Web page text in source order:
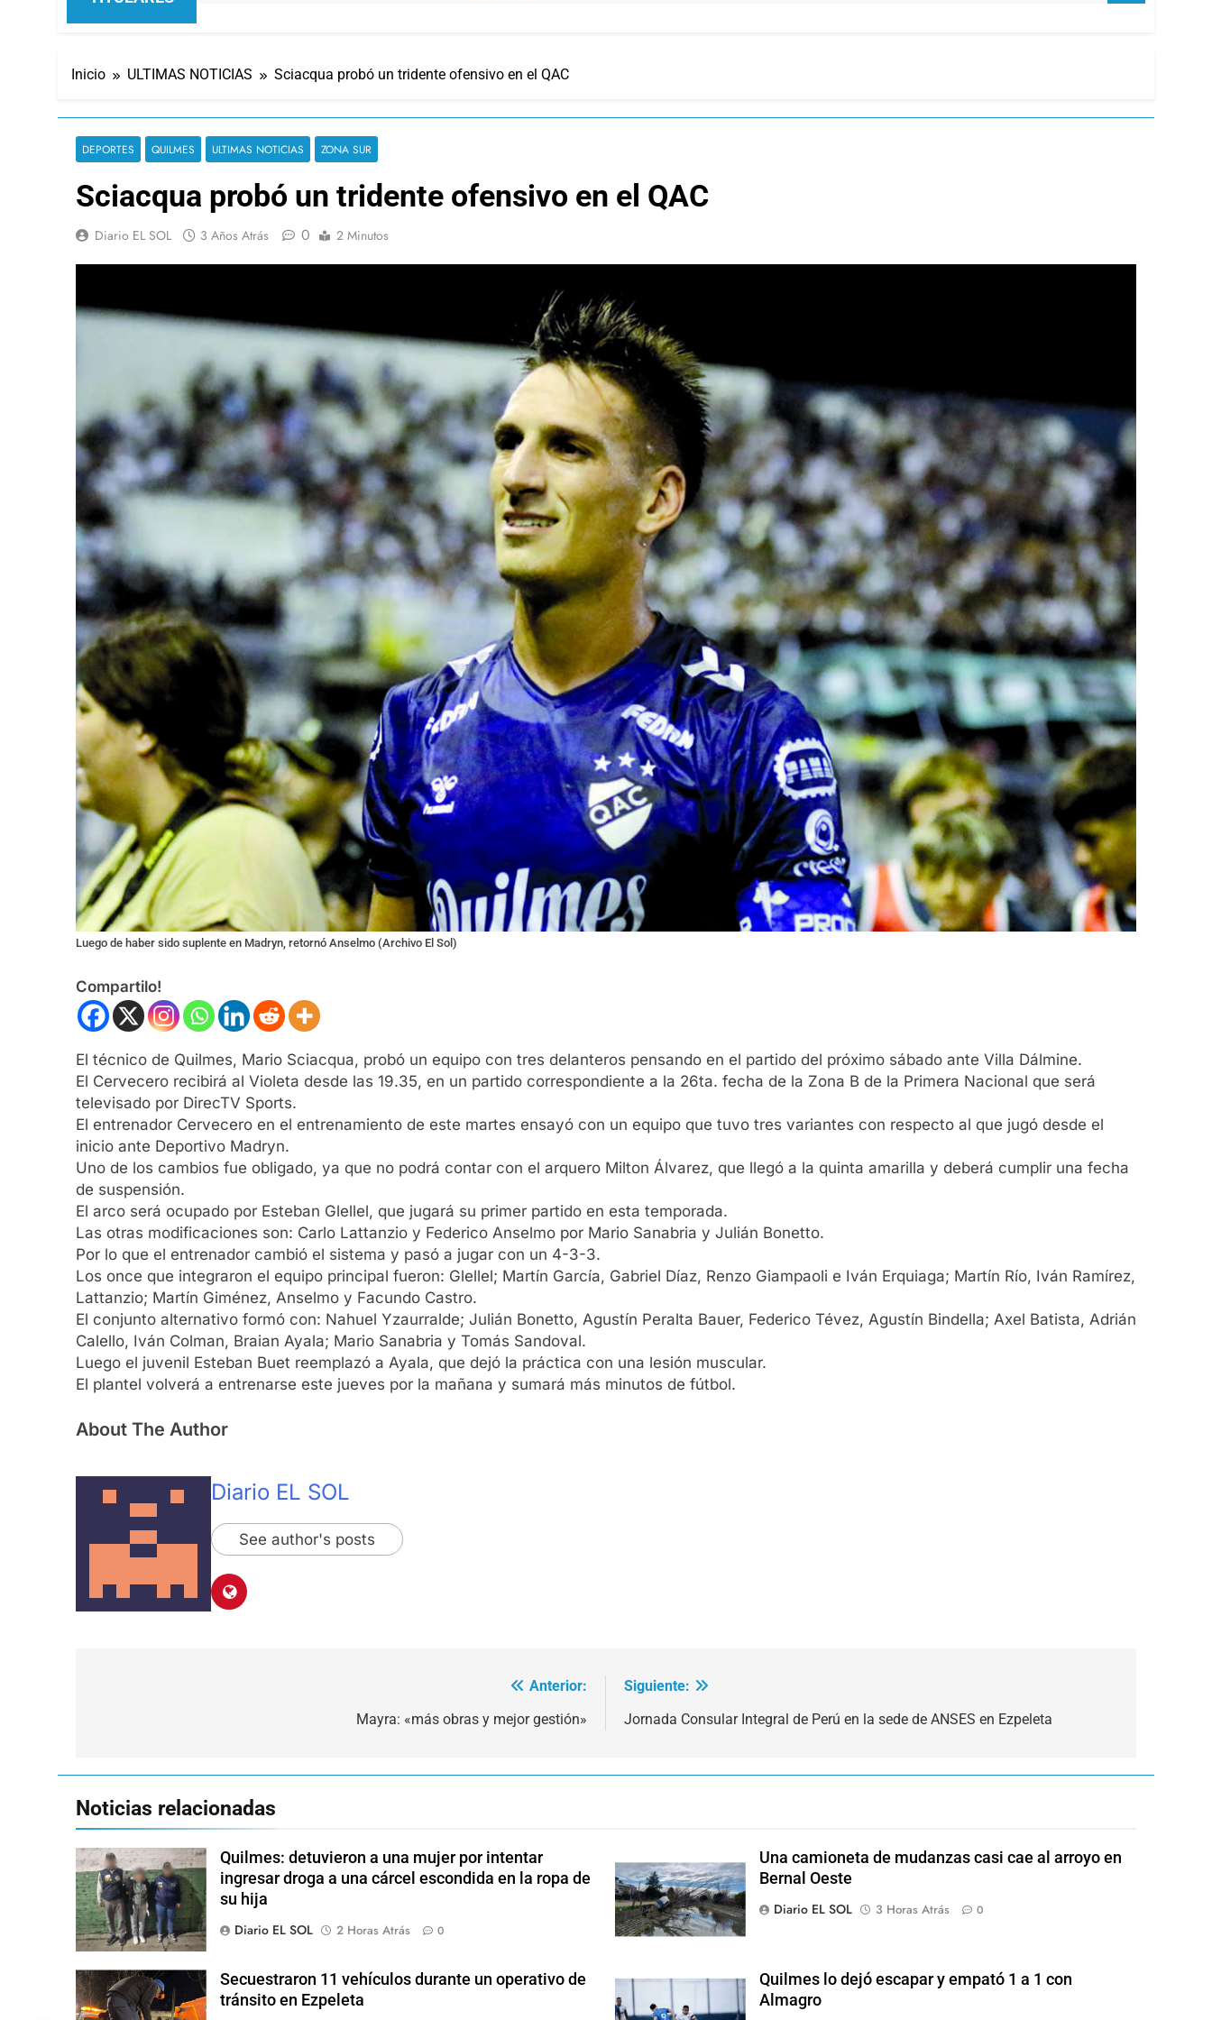
Inicio ULTIMAS NOTICIAS Sciacqua probó un tridente ofensivo en el QAC
DEPORTES QUILMES ULTIMAS NOTICIAS ZONA SUR
Sciacqua probó un tridente ofensivo en el QAC
Diario EL SOL 3 Años Atrás 0 2 Minutos
Luego de haber sido suplente en Madryn, retornó Anselmo (Archivo El Sol)
Compartilo!
El técnico de Quilmes, Mario Sciacqua, probó un equipo con tres delanteros pensando en el partido del próximo sábado ante Villa Dálmine.
El Cervecero recibirá al Violeta desde las 19.35, en un partido correspondiente a la 26ta. fecha de la Zona B de la Primera Nacional que será
televisado por DirecTV Sports.
El entrenador Cervecero en el entrenamiento de este martes ensayó con un equipo que tuvo tres variantes con respecto al que jugó desde el
inicio ante Deportivo Madryn.
Uno de los cambios fue obligado, ya que no podrá contar con el arquero Milton Álvarez, que llegó a la quinta amarilla y deberá cumplir una fecha
de suspensión.
El arco será ocupado por Esteban Glellel, que jugará su primer partido en esta temporada.
Las otras modificaciones son: Carlo Lattanzio y Federico Anselmo por Mario Sanabria y Julián Bonetto.
Por lo que el entrenador cambió el sistema y pasó a jugar con un 4-3-3.
Los once que integraron el equipo principal fueron: Glellel; Martín García, Gabriel Díaz, Renzo Giampaoli e Iván Erquiaga; Martín Río, Iván Ramírez,
Lattanzio; Martín Giménez, Anselmo y Facundo Castro.
El conjunto alternativo formó con: Nahuel Yzaurralde; Julián Bonetto, Agustín Peralta Bauer, Federico Tévez, Agustín Bindella; Axel Batista, Adrián
Calello, Iván Colman, Braian Ayala; Mario Sanabria y Tomás Sandoval.
Luego el juvenil Esteban Buet reemplazó a Ayala, que dejó la práctica con una lesión muscular.
El plantel volverá a entrenarse este jueves por la mañana y sumará más minutos de fútbol.
About The Author
Diario EL SOL
See author's posts
Anterior:
Mayra: «más obras y mejor gestión»
Siguiente:
Jornada Consular Integral de Perú en la sede de ANSES en Ezpeleta
Noticias relacionadas
Quilmes: detuvieron a una mujer por intentar
ingresar droga a una cárcel escondida en la ropa de
su hija
Diario EL SOL
2 Horas Atrás 0
Una camioneta de mudanzas casi cae al arroyo en
Bernal Oeste
Diario EL SOL
3 Horas Atrás 0
Secuestraron 11 vehículos durante un operativo de
tránsito en Ezpeleta
Quilmes lo dejó escapar y empató 1 a 1 con
Almagro